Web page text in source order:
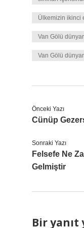
Ülkemizin ikinci
Van Gölü
Van Gölü
Önceki Yazı
Cünüp
Sonraki Yazı
Felsefe Ne
Gelmiştir
Bir yanıt